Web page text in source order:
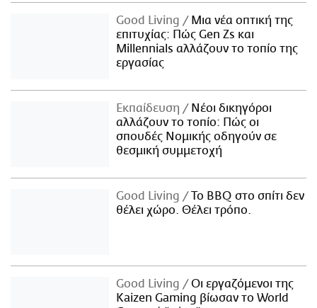
Good Living
Μια νέα οπτική της
επιτυχίας: Πώς Gen Zs και
Millennials αλλάζουν το τοπίο της
εργασίας
Εκπαίδευση
Νέοι δικηγόροι
αλλάζουν το τοπίο: Πώς οι
σπουδές Νομικής οδηγούν σε
θεσμική συμμετοχή
Good Living
Το BBQ στο σπίτι δεν
θέλει χώρο. Θέλει τρόπο.
Good Living
Οι εργαζόμενοι της
Kaizen Gaming βίωσαν το World